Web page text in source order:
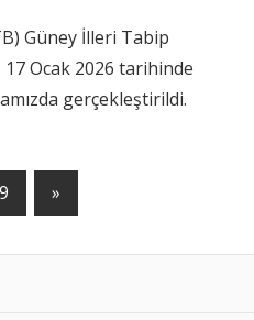
Güney İlleri Tabip
17 Ocak 2026 tarihinde
gerçekleştirildi.
Next
Posts
»